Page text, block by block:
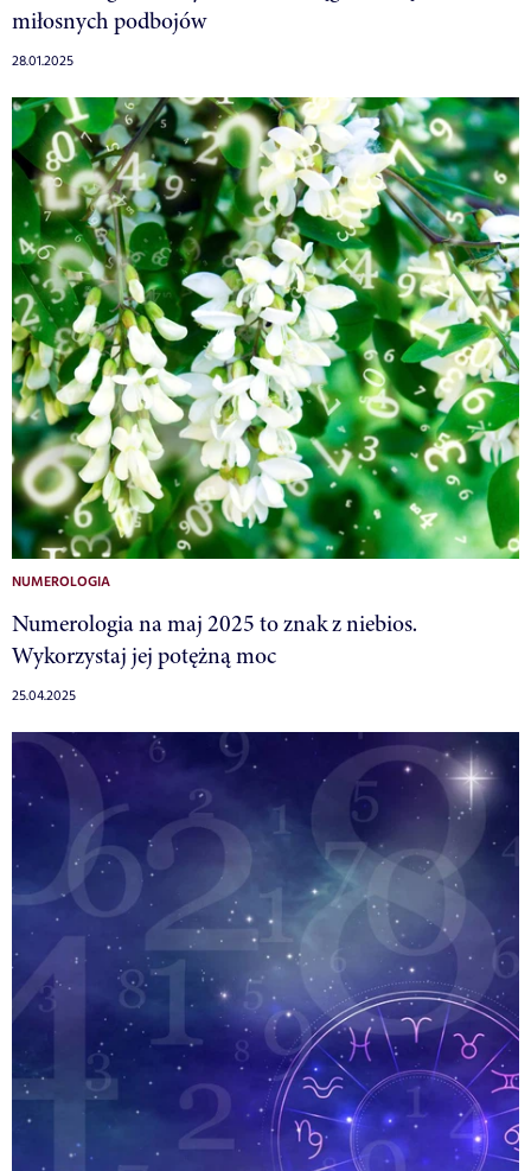
miłosnych podbojów
28.01.2025
NUMEROLOGIA
Numerologia na maj 2025 to znak z niebios.
Wykorzystaj jej potężną moc
25.04.2025